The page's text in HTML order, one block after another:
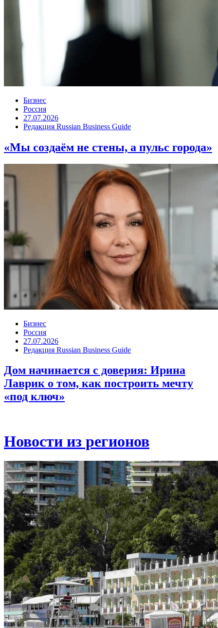
Бизнес
Россия
27.07.2026
Редакция Russian Business Guide
«Мы создаём не стены, а пульс города»
Бизнес
Россия
27.07.2026
Редакция Russian Business Guide
Дом начинается с доверия: Ирина
Лаврик о том, как построить мечту
«под ключ»
Новости из регионов